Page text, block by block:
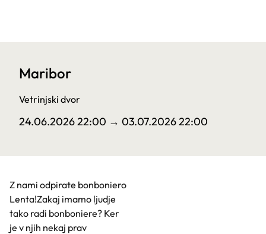
Maribor
Vetrinjski dvor
24.06.2026 22:00 → 03.07.2026 22:00
Z nami odpirate bonboniero
Lenta!Zakaj imamo ljudje
tako radi bonboniere? Ker
je v njih nekaj prav